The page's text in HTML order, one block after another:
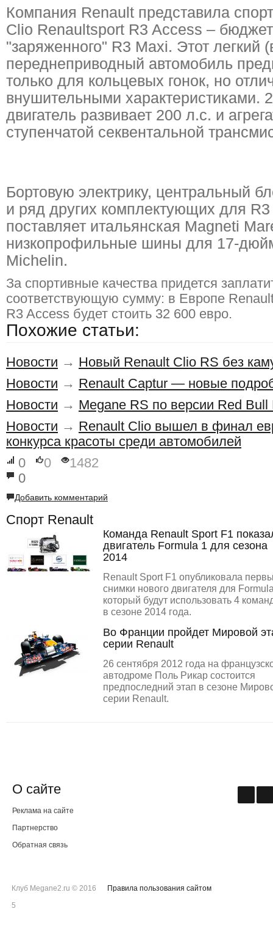
Компания Renault представила
Clio Renaultsport R3 Access –
"заряженного" R3 Maxi. Этот легкий
переднеприводный автомобиль
только для кольцевых гонок, но
внушительными характеристиками.
двигатель развивает 200 л.с. и
ступенчатой секвентальной
Бортовую электрику, центральный
и ряд других комплектующих для
поставляет итальянская Magneti
низкопрофильные шины для 17-
Michelin.
За спортивные качества придется
соответствующую сумму: в Европе
R3 Access будет стоить 32 600 евро.
Похожие статьи:
Новости → Новый Renault Clio RS без
Новости → Renault Captur — новые
Новости → Megane RS по версии Red Bull
Новости → Renault Clio вышел в финал
конкурса красоты среди автомобилей
0
0
1482
0
Добавить комментарий
Спорт Renault
Команда Renault Sport F1
двигатель Formula 1 для сезона
2014
Renault Sport F1 опубликовала
снимки нового двигателя для
который будут использовать 4
в сезоне 2014 года.
Во Франции пройдет Мировой
серии Renault
26 сентября 2012 года на
автодроме Поль Рикар состоится
предпоследний этап в сезоне
серии Renault.
О сайте
Реклама на сайте
Партнерство
Обратная связь
Клуб Megane2.ru © 2016
Правила пользования сайтом
5